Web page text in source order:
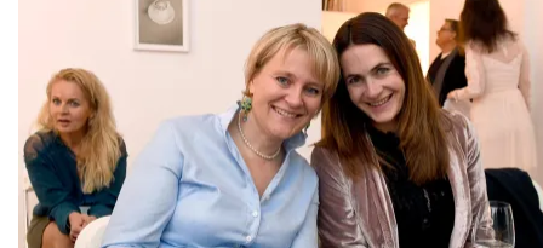
Dr. Sonja Lechner, Kristina Tröger